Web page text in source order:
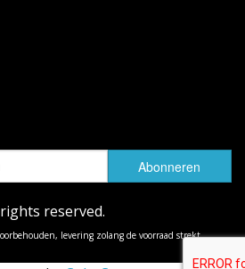
reserved.
levering zolang de voorraad strekt.